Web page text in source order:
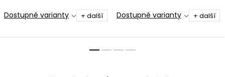
Dostupné varianty + další Dostupné varianty + další